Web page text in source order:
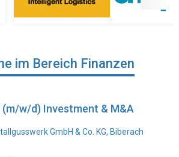
im Bereich Finanzen
w/d) Investment & M&A
GmbH & Co. KG, Biberach